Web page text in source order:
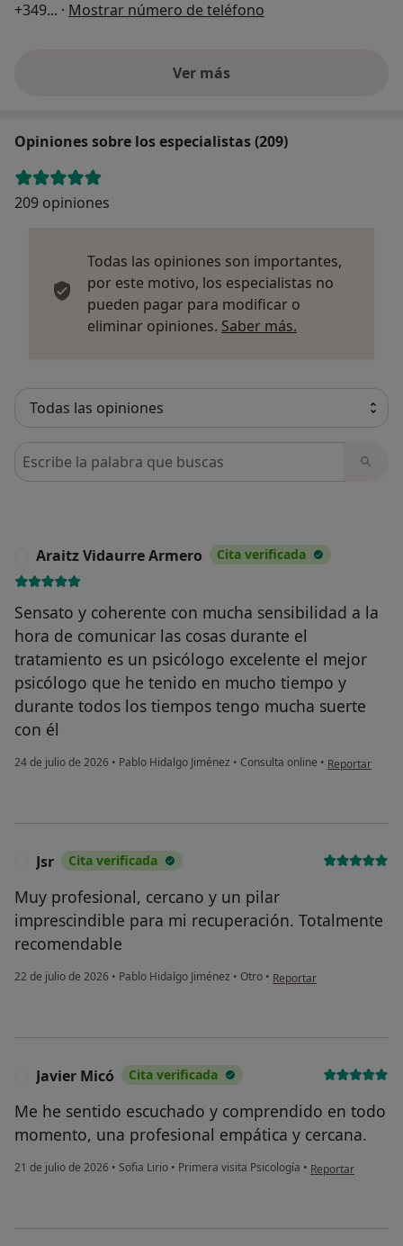
+349... · Mostrar número de teléfono
Ver más
Opiniones sobre los especialistas (209)
209 opiniones
Todas las opiniones son importantes,
por este motivo, los especialistas no
pueden pagar para modificar o
eliminar opiniones. Saber más.
Busca en opiniones
Araitz Vidaurre Armero Cita verificada
Sensato y coherente con mucha sensibilidad a la
hora de comunicar las cosas durante el
tratamiento es un psicólogo excelente el mejor
psicólogo que he tenido en mucho tiempo y
durante todos los tiempos tengo mucha suerte
con él
24 de julio de 2026 • Pablo Hidalgo Jiménez • Consulta online • en opinión del
Reportar
Jsr Cita verificada
Muy profesional, cercano y un pilar
imprescindible para mi recuperación. Totalmente
recomendable
22 de julio de 2026 • Pablo Hidalgo Jiménez • Otro • en opinión del usuario Jsr
Reportar
Javier Micó Cita verificada
Me he sentido escuchado y comprendido en todo
momento, una profesional empática y cercana.
21 de julio de 2026 • Sofia Lirio • Primera visita Psicología • en opinión del
Reportar